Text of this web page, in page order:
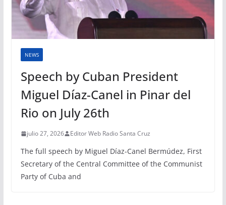
NEWS
Speech by Cuban President
Miguel Díaz-Canel in Pinar del
Rio on July 26th
julio 27, 2026 Editor Web Radio Santa Cruz
The full speech by Miguel Díaz-Canel Bermúdez, First
Secretary of the Central Committee of the Communist
Party of Cuba and